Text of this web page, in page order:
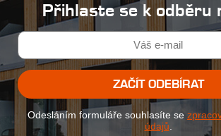
Přihlaste se k odběru
ZAČÍT ODEBÍRAT
Odesláním formuláře souhlasíte se
údajů